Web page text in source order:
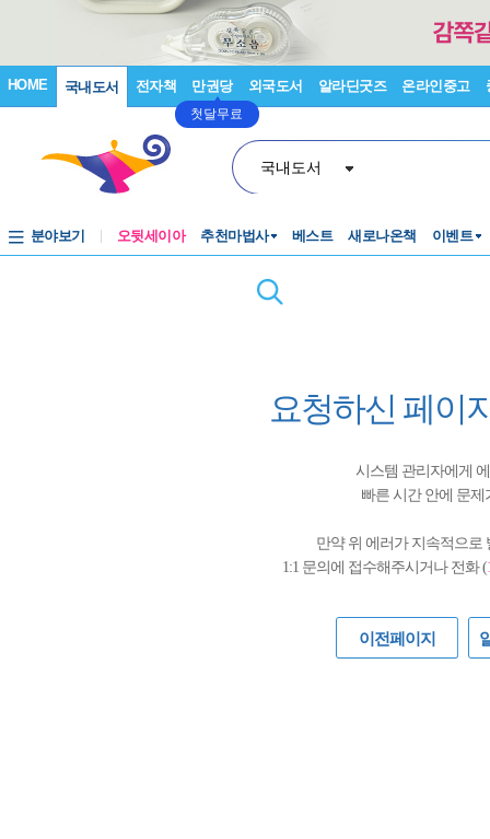
HOME 국내도서 전자책 만권당
첫달무료
외국도서 알라딘굿즈 온라인중고
국내도서
분야보기 오뒷세이아 추천마법사 베스트 새로나온책 이벤트
요청하신 페이
시스템 관리자에게
빠른 시간 안에 문
만약 위 에러가 지속적으로
1:1 문의에 접수해주시거나 전화 (
이전페이지